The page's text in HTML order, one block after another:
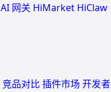
AI 网关 HiMarket HiClaw
竞品对比 插件市场 开发者